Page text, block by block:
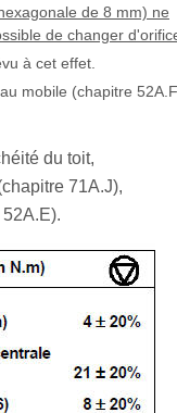
de 8 mm) ne
de changer
à cet effet.
mobile (chapitre
du toit,
71A.J),